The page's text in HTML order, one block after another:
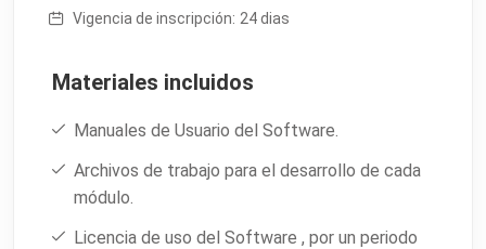
Vigencia de inscripción: 24 dias
Materiales incluidos
Manuales de Usuario del Software.
Archivos de trabajo para el desarrollo de cada
módulo.
Licencia de uso del Software , por un periodo